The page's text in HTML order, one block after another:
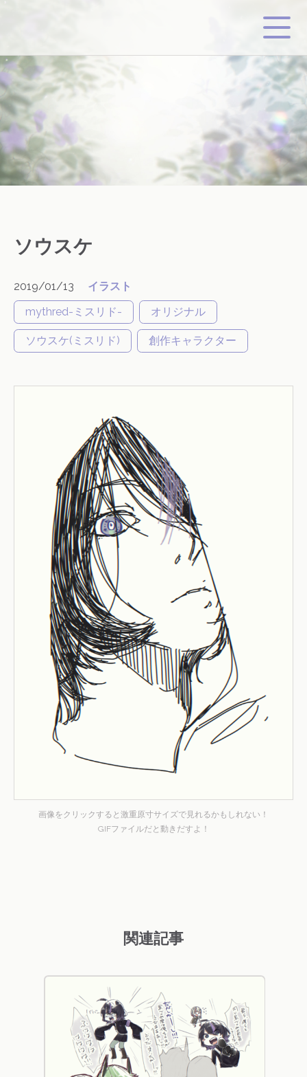
ソウスケ
2019/01/13
イラスト
mythred-ミスリド-
オリジナル
ソウスケ(ミスリド) 創作キャラクター
画像をクリックすると激重原寸サイズで見れるかもしれない！
GIFファイルだと動きだすよ！
関連記事